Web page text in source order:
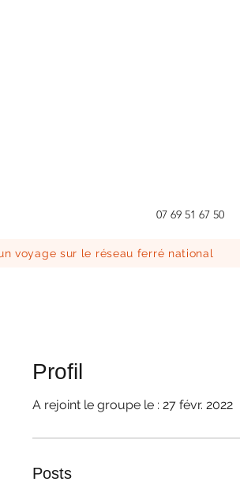
07 69 51 67 50
voyage sur le réseau ferré national
Profil
A rejoint le groupe le : 27 févr. 2022
Posts